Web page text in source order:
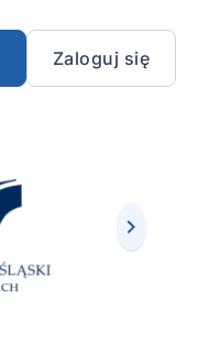
Zaloguj się